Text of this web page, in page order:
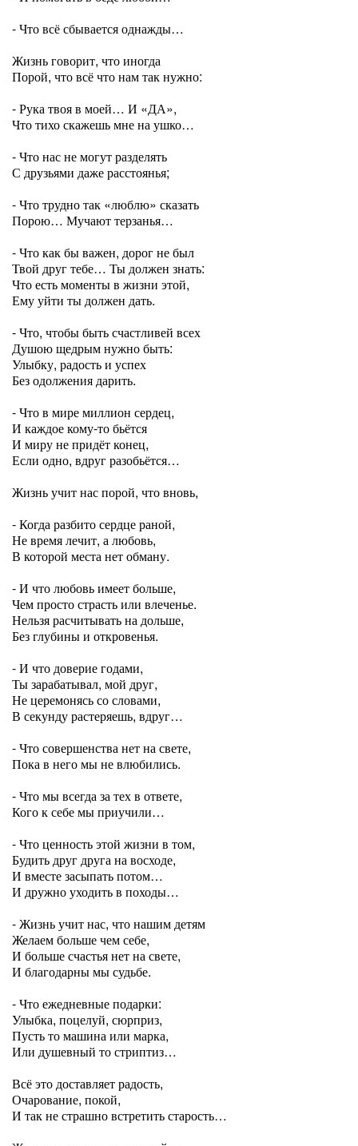
- Что всё сбывается однажды…
Жизнь говорит, что иногда
Порой, что всё что нам так нужно:
- Рука твоя в моей… И «ДА»,
Что тихо скажешь мне на ушко…
- Что нас не могут разделять
С друзьями даже расстоянья;
- Что трудно так «люблю» сказать
Порою… Мучают терзанья…
- Что как бы важен, дорог не был
Твой друг тебе… Ты должен знать:
Что есть моменты в жизни этой,
Ему уйти ты должен дать.
- Что, чтобы быть счастливей всех
Душою щедрым нужно быть:
Улыбку, радость и успех
Без одолжения дарить.
- Что в мире миллион сердец,
И каждое кому-то бьётся
И миру не придёт конец,
Если одно, вдруг разобьётся…
Жизнь учит нас порой, что вновь,
- Когда разбито сердце раной,
Не время лечит, а любовь,
В которой места нет обману.
- И что любовь имеет больше,
Чем просто страсть или влеченье.
Нельзя расчитывать на дольше,
Без глубины и откровенья.
- И что доверие годами,
Ты зарабатывал, мой друг,
Не церемонясь со словами,
В секунду растеряешь, вдруг…
- Что совершенства нет на свете,
Пока в него мы не влюбились.
- Что мы всегда за тех в ответе,
Кого к себе мы приучили…
- Что ценность этой жизни в том,
Будить друг друга на восходе,
И вместе засыпать потом…
И дружно уходить в походы…
- Жизнь учит нас, что нашим детям
Желаем больше чем себе,
И больше счастья нет на свете,
И благодарны мы судьбе.
- Что ежедневные подарки:
Улыбка, поцелуй, сюрприз,
Пусть то машина или марка,
Или душевный то стриптиз…
Всё это доставляет радость,
Очарование, покой,
И так не страшно встретить старость…